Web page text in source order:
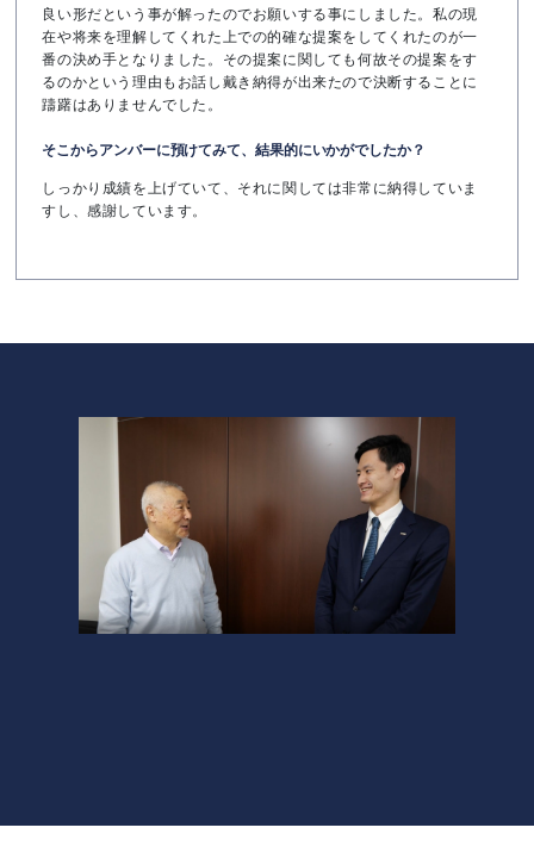
良い形だという事が解ったのでお願いする事にしました。私の現
在や将来を理解してくれた上での的確な提案をしてくれたのが一
番の決め手となりました。その提案に関しても何故その提案をす
るのかという理由もお話し戴き納得が出来たので決断することに
躊躇はありませんでした。
そこからアンバーに預けてみて、結果的にいかがでしたか？
しっかり成績を上げていて、それに関しては非常に納得していま
すし、感謝しています。